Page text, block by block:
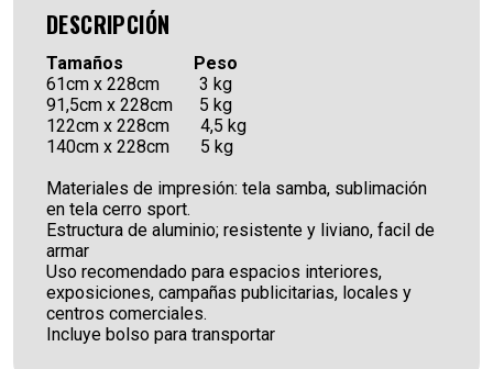
DESCRIPCIÓN
Tamaños Peso
61cm x 228cm 3 kg
91,5cm x 228cm 5 kg
122cm x 228cm 4,5 kg
140cm x 228cm 5 kg
Materiales de impresión: tela samba, sublimación
en tela cerro sport.
Estructura de aluminio; resistente y liviano, facil de
armar
Uso recomendado para espacios interiores,
exposiciones, campañas publicitarias, locales y
centros comerciales.
Incluye bolso para transportar